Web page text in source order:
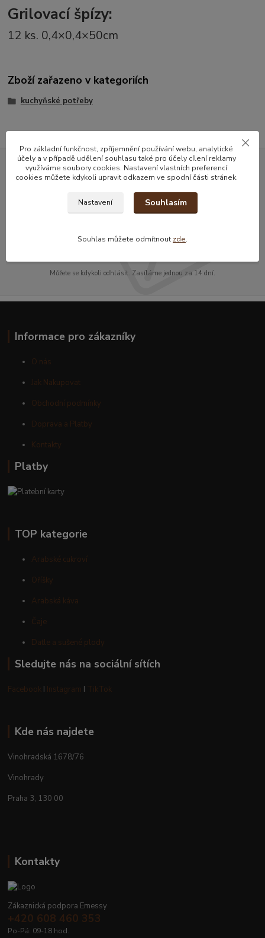
Grilovací špízy:
12 ks. 0,4×0,4×50cm
Zboží zařazeno v kategoriích
kuchyňské potřeby
Nepropásněte novinky, akce a
slevy!
Můžete se kdykoli odhlásit. Zasíláme jednou za 14 dní.
Informace pro zákazníky
O nás
Jak Nakupovat
Obchodní podmínky
Doprava a Platby
Kontakty
Platby
TOP kategorie
Arabské cukroví
Oříšky
Arabská káva
Čaje
Datle a sušené plody
Sledujte nás na sociální sítích
Facebook I Instagram I TikTok
Kde nás najdete
Vinohradská 1678/76
Vinohrady
Praha 3, 130 00
Kontakty
Zákaznická podpora Emessy
+420 608 460 353
Po-Pá: 09-18 hod.
Pro základní funkčnost, zpříjemnění používání webu, analytické
účely a v případě udělení souhlasu také pro účely cílení reklamy
využíváme soubory cookies. Nastavení vlastních preferencí
cookies můžete kdykoli upravit odkazem ve spodní části stránek.
Nastavení Souhlasím
Souhlas můžete odmítnout zde.